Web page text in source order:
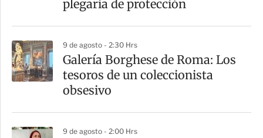
plegaria de protección
9 de agosto - 2:30 Hrs
Galería Borghese de Roma: Los
tesoros de un coleccionista
obsesivo
9 de agosto - 2:00 Hrs